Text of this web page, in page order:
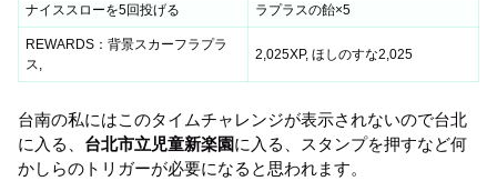
ナイススローを5回投げる ラプラスの飴×5
REWARDS：背景スカーフラプラ
ス,
2,025XP, ほしのすな2,025
台南の私にはこのタイムチャレンジが表示されないので台北
に入る、 台北市立児童新楽園に入る、スタンプを押すなど何
かしらのトリガーが必要になると思われます。